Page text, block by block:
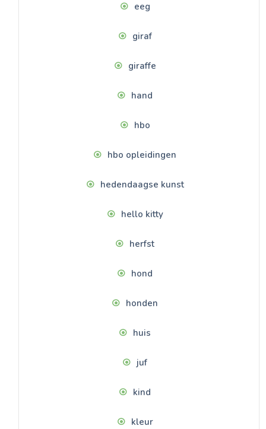
eeg
giraf
giraffe
hand
hbo
hbo opleidingen
hedendaagse kunst
hello kitty
herfst
hond
honden
huis
juf
kind
kleur